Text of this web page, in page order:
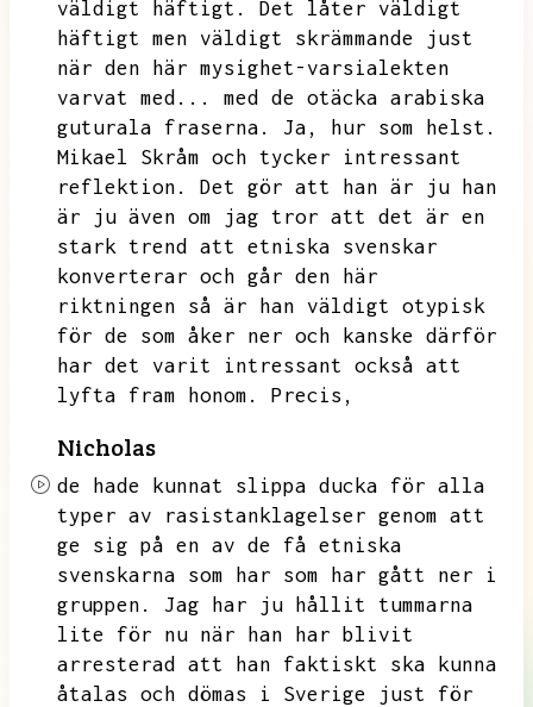
väldigt häftigt.
Det låter väldigt
häftigt men väldigt skrämmande just
när den här mysighet-varsialekten
varvat med...
med de otäcka arabiska
guturala fraserna.
Ja,
hur som helst.
Mikael Skråm och tycker intressant
reflektion.
Det gör att han är ju han
är ju även om jag tror att det är en
stark trend att etniska svenskar
konverterar och går den här
riktningen så är han väldigt otypisk
för de som åker ner och kanske därför
har det varit intressant också att
lyfta fram honom.
Precis,
Nicholas
de hade kunnat slippa ducka för alla
typer av rasistanklagelser genom att
ge sig på en av de få etniska
svenskarna som har som har gått ner i
gruppen.
Jag har ju hållit tummarna
lite för nu när han har blivit
arresterad att han faktiskt ska kunna
åtalas och dömas i Sverige just för